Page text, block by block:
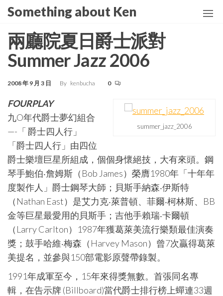
Skip
the
content
Something about Ken
兩廳院夏日爵士派對
Summer Jazz 2006
2008 年 9 月 3 日 By kenbucha 0
summer_jazz_2006
FOURPLAY
九O年代爵士夢幻組合
—-「 爵士四人行」
「爵士四人行」由四位
爵士樂壇巨星所組成，個個身懷絕技，大有來頭。鋼
琴手鮑伯‧詹姆斯（Bob James）榮膺1980年「十年年
度製作人」爵士鋼琴大師；貝斯手納森‧伊斯特
（Nathan East）是艾力克‧萊普頓、菲爾‧柯林斯、BB
金等巨星最愛用的貝斯手；吉他手賴瑞‧卡爾頓
（Larry Carlton）1987年獲葛萊美流行樂類最佳演奏
獎；鼓手哈維‧梅森（Harvey Mason）曾7次贏得葛萊
美提名，並參與150部電影原聲帶錄製。
1991年成軍至今，15年來得獎無數。首張同名專
輯，在告示牌 (Billboard)當代爵士排行榜上蟬連33週